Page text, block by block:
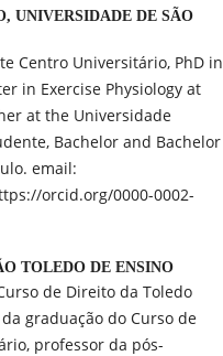
UNIVERSIDADE DE SÃO
Centro Universitário, PhD in
in Exercise Physiology at
at the Universidade
Bachelor and Bachelor
email:
orcid.org/0000-0002-
TOLEDO DE ENSINO
de Direito da Toledo
graduação do Curso de
professor da pós-